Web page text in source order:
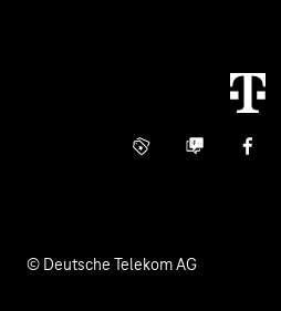
Info ServiceBusiness
© Deutsche Telekom AG